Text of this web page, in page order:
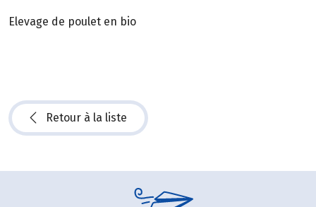
Elevage de poulet en bio
Retour à la liste